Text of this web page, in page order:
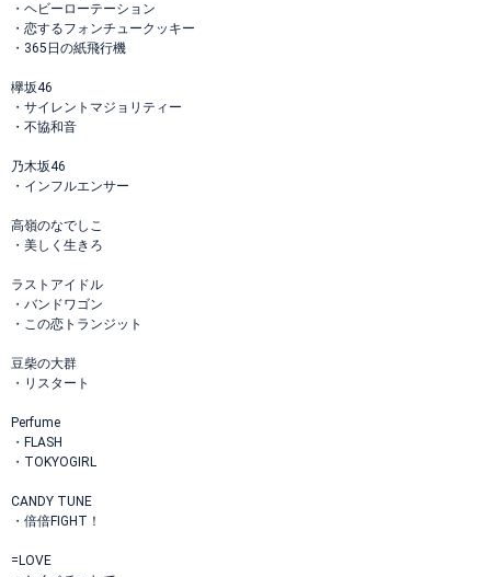
・ヘビーローテーション
・恋するフォンチュークッキー
・365日の紙飛行機
欅坂46
・サイレントマジョリティー
・不協和音
乃木坂46
・インフルエンサー
高嶺のなでしこ
・美しく生きろ
ラストアイドル
・バンドワゴン
・この恋トランジット
豆柴の大群
・リスタート
Perfume
・FLASH
・TOKYOGIRL
CANDY TUNE
・倍倍FIGHT！
=LOVE